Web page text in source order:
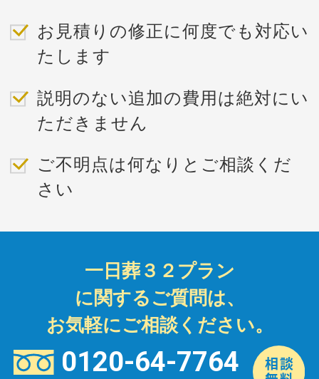
お見積りの修正に何度でも対応い
たします
説明のない追加の費用は絶対にい
ただきません
ご不明点は何なりとご相談くだ
さい
一日葬３２プラン
に関するご質問は、
お気軽にご相談ください。
0120-64-7764